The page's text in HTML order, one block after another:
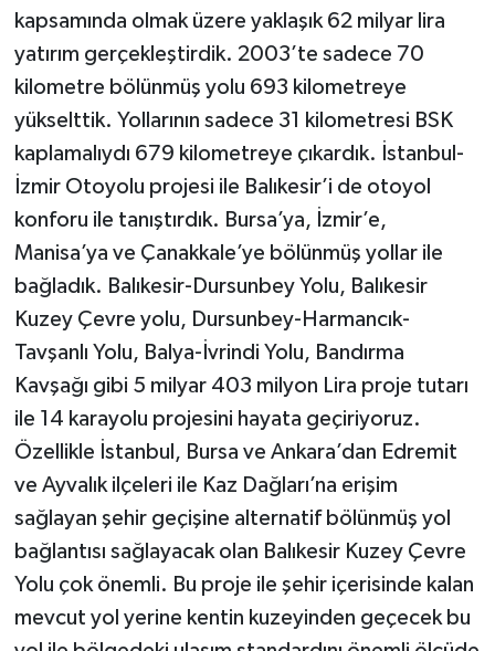
kapsamında olmak üzere yaklaşık 62 milyar lira
yatırım gerçekleştirdik. 2003’te sadece 70
kilometre bölünmüş yolu 693 kilometreye
yükselttik. Yollarının sadece 31 kilometresi BSK
kaplamalıydı 679 kilometreye çıkardık. İstanbul-
İzmir Otoyolu projesi ile Balıkesir’i de otoyol
konforu ile tanıştırdık. Bursa’ya, İzmir’e,
Manisa’ya ve Çanakkale’ye bölünmüş yollar ile
bağladık. Balıkesir-Dursunbey Yolu, Balıkesir
Kuzey Çevre yolu, Dursunbey-Harmancık-
Tavşanlı Yolu, Balya-İvrindi Yolu, Bandırma
Kavşağı gibi 5 milyar 403 milyon Lira proje tutarı
ile 14 karayolu projesini hayata geçiriyoruz.
Özellikle İstanbul, Bursa ve Ankara’dan Edremit
ve Ayvalık ilçeleri ile Kaz Dağları’na erişim
sağlayan şehir geçişine alternatif bölünmüş yol
bağlantısı sağlayacak olan Balıkesir Kuzey Çevre
Yolu çok önemli. Bu proje ile şehir içerisinde kalan
mevcut yol yerine kentin kuzeyinden geçecek bu